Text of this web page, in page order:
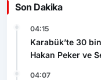
Son Dakika
04:15
Karabük’te 30
Hakan Peker ve
04:07